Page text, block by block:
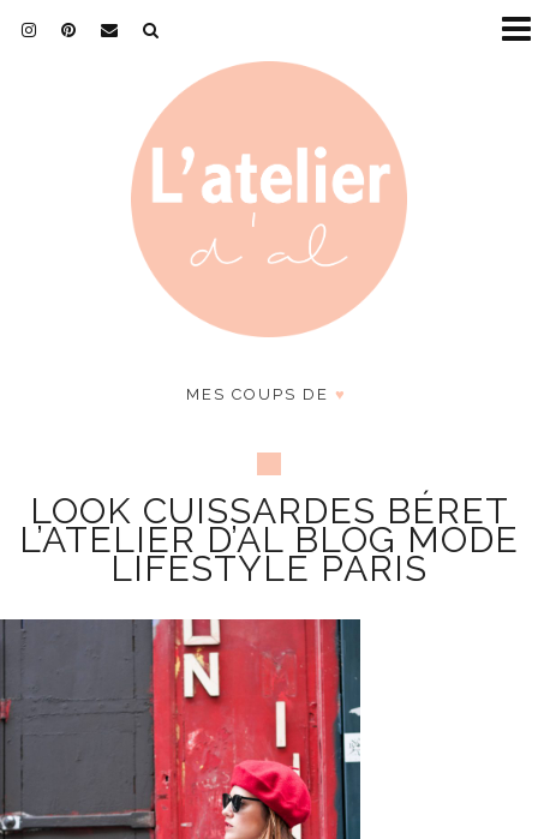
MES COUPS DE ♥
LOOK CUISSARDES BÉRET
L’ATELIER D’AL BLOG MODE
LIFESTYLE PARIS